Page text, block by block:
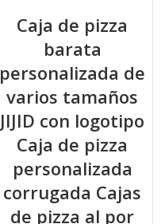
Caja de pizza
barata
personalizada de
varios tamaños
JIJID con logotipo
Caja de pizza
personalizada
corrugada Cajas
de pizza al por